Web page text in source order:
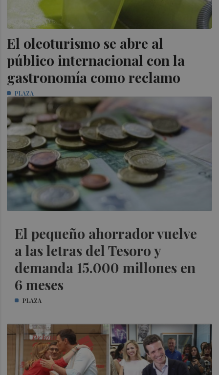
El oleoturismo se abre al
público internacional con la
gastronomía como reclamo
PLAZA
El pequeño ahorrador vuelve
a las letras del Tesoro y
demanda 15.000 millones en
6 meses
PLAZA